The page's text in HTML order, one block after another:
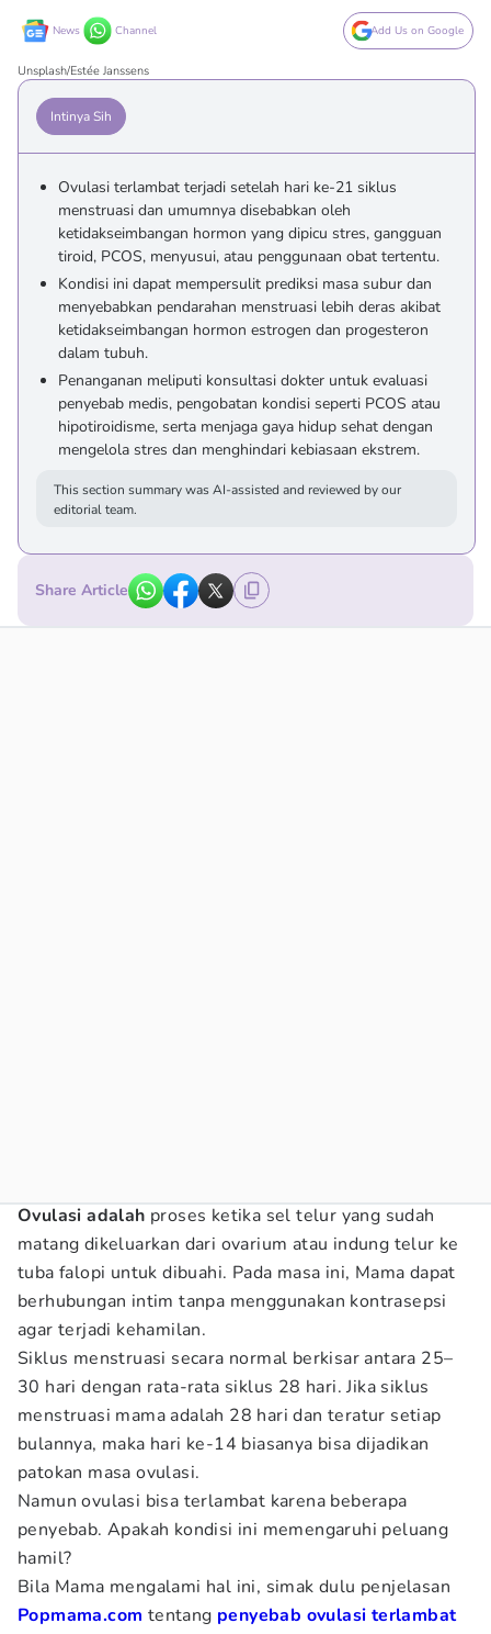
News Channel Add Us on Google
Unsplash/Estée Janssens
Intinya Sih
Ovulasi terlambat terjadi setelah hari ke-21 siklus
menstruasi dan umumnya disebabkan oleh
ketidakseimbangan hormon yang dipicu stres, gangguan
tiroid, PCOS, menyusui, atau penggunaan obat tertentu.
Kondisi ini dapat mempersulit prediksi masa subur dan
menyebabkan pendarahan menstruasi lebih deras akibat
ketidakseimbangan hormon estrogen dan progesteron
dalam tubuh.
Penanganan meliputi konsultasi dokter untuk evaluasi
penyebab medis, pengobatan kondisi seperti PCOS atau
hipotiroidisme, serta menjaga gaya hidup sehat dengan
mengelola stres dan menghindari kebiasaan ekstrem.
This section summary was AI-assisted and reviewed by our
editorial team.
Share Article
Ovulasi adalah proses ketika sel telur yang sudah
matang dikeluarkan dari ovarium atau indung telur ke
tuba falopi untuk dibuahi. Pada masa ini, Mama dapat
berhubungan intim tanpa menggunakan kontrasepsi
agar terjadi kehamilan.
Siklus menstruasi secara normal berkisar antara 25–
30 hari dengan rata-rata siklus 28 hari. Jika siklus
menstruasi mama adalah 28 hari dan teratur setiap
bulannya, maka hari ke-14 biasanya bisa dijadikan
patokan masa ovulasi.
Namun ovulasi bisa terlambat karena beberapa
penyebab. Apakah kondisi ini memengaruhi peluang
hamil?
Bila Mama mengalami hal ini, simak dulu penjelasan
Popmama.com tentang penyebab ovulasi terlambat